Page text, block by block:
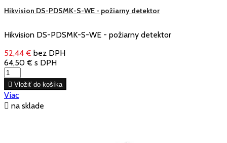
Hikvision DS-PDSMK-S-WE - požiarny detektor
Hikvision DS-PDSMK-S-WE - požiarny detektor
52,44 € bez DPH
64,50 € s DPH
 Vložiť do košíka
Viac
 na sklade